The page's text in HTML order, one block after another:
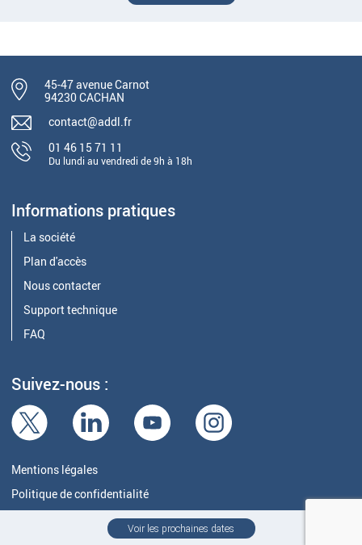
Voir les prochaines dates
45-47 avenue Carnot
94230 CACHAN
contact@addl.fr
01 46 15 71 11
Du lundi au vendredi de 9h à 18h
Informations pratiques
La société
Plan d'accès
Nous contacter
Support technique
FAQ
Suivez-nous :
Mentions légales
Politique de confidentialité
© ADDL 2020 - 2026